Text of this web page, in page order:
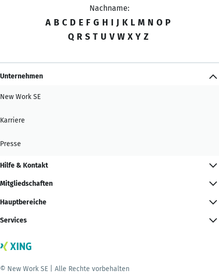
Nachname:
A B C D E F G H I J K L M N O P
Q R S T U V W X Y Z
Unternehmen
New Work SE
Karriere
Presse
Hilfe & Kontakt
Mitgliedschaften
Hauptbereiche
Services
© New Work SE | Alle Rechte vorbehalten